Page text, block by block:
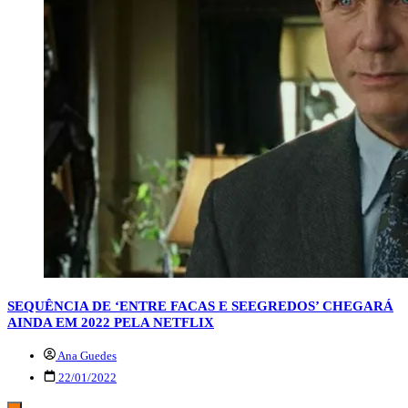
SEQUÊNCIA DE ‘ENTRE FACAS E SEEGREDOS’ CHEGARÁ
AINDA EM 2022 PELA NETFLIX
Ana Guedes
22/01/2022